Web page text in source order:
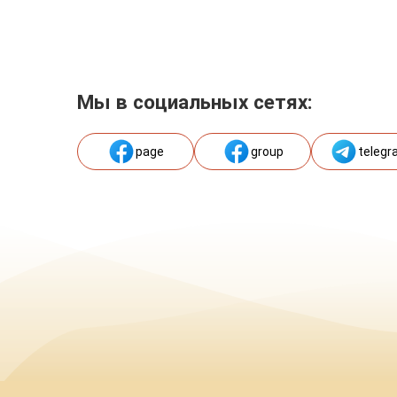
Мы в социальных сетях:
page group